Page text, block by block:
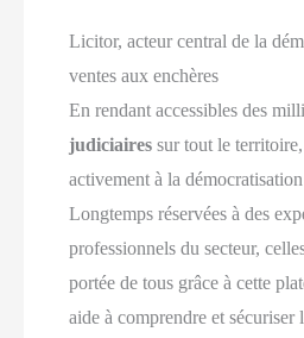
Licitor, acteur central de la
ventes aux enchères
En rendant accessibles des
judiciaires sur tout le
activement à la
Longtemps réservées à des
professionnels du secteur,
portée de tous grâce à cette
aide à comprendre et sécuriser